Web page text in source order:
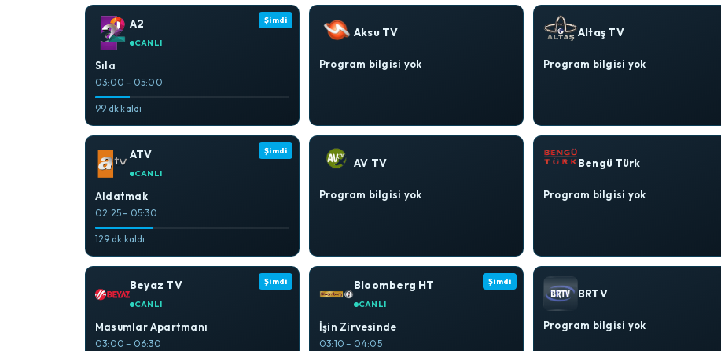
Şimdi
A2
CANLI
Sıla
03:00 – 05:00
99 dk kaldı
Aksu TV
Program bilgisi yok
Altaş TV
Program bilgisi yok
Şimdi
ATV
CANLI
Aldatmak
02:25 – 05:30
129 dk kaldı
AV TV
Program bilgisi yok
Bengü Türk
Program bilgisi yok
Şimdi
Beyaz TV
CANLI
Masumlar Apartmanı
03:00 – 06:30
Şimdi
Bloomberg HT
CANLI
İşin Zirvesinde
03:10 – 04:05
BRTV
Program bilgisi yok